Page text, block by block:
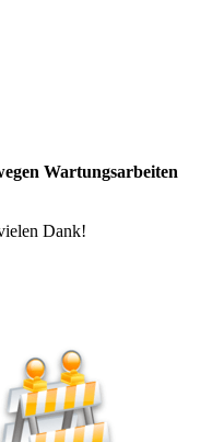
Wartungsarbeiten
Dank!